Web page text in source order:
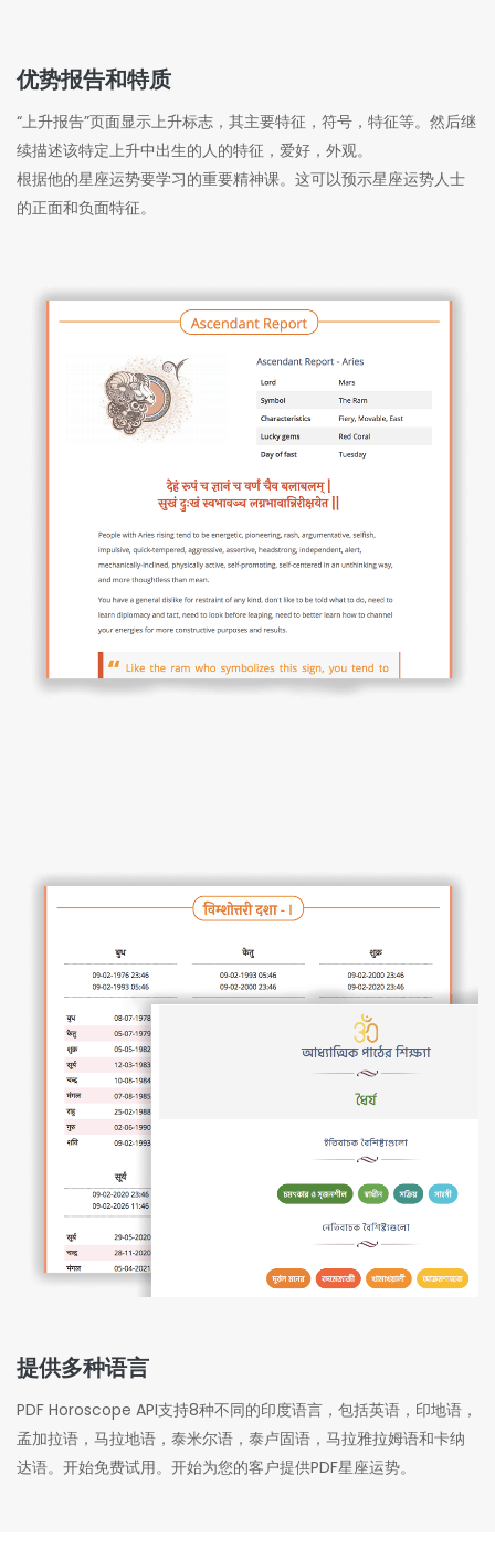
优势报告和特质
“上升报告”页面显示上升标志，其主要特征，符号，特征等。然后继
续描述该特定上升中出生的人的特征，爱好，外观。
根据他的星座运势要学习的重要精神课。 这可以预示星座运势人士
的正面和负面特征。
提供多种语言
PDF Horoscope API支持8种不同的印度语言，包括英语，印地语，
孟加拉语，马拉地语，泰米尔语，泰卢固语，马拉雅拉姆语和卡纳
达语。 开始免费试用。 开始为您的客户提供PDF星座运势。